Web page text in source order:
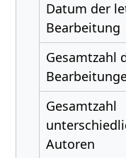
Datum der
Bearbeitung
Gesamtzahl
Gesamtzahl
Autoren